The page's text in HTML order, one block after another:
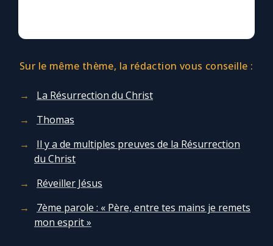
Sur le même thème, la rédaction vous conseille :
La Résurrection du Christ
Thomas
Il y a de multiples preuves de la Résurrection
du Christ
Réveiller Jésus
7ème parole : « Père, entre tes mains je remets
mon esprit »